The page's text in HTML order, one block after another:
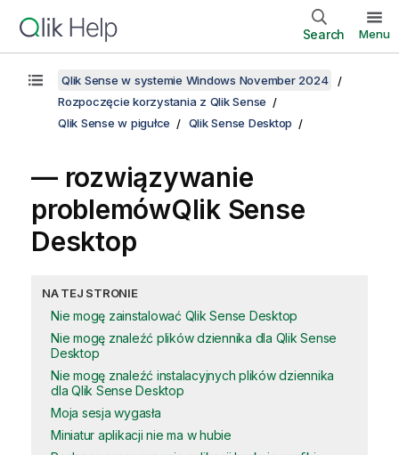
Search Menu
Qlik Sense w systemie Windows November 2024
Rozpoczęcie korzystania z Qlik Sense
Qlik Sense w pigułce
Qlik Sense Desktop
— rozwiązywanie
problemówQlik Sense
Desktop
NA TEJ STRONIE
Nie mogę zainstalować Qlik Sense Desktop
Nie mogę znaleźć plików dziennika dla Qlik Sense
Desktop
Nie mogę znaleźć instalacyjnych plików dziennika
dla Qlik Sense Desktop
Moja sesja wygasła
Miniatur aplikacji nie ma w hubie